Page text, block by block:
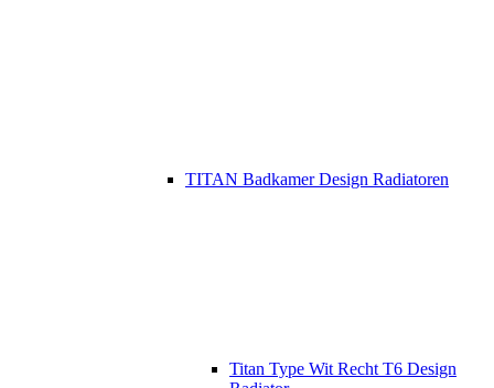
TITAN Badkamer Design Radiatoren
Titan Type Wit Recht T6 Design